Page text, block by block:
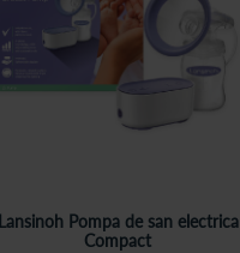
Lansinoh Pompa de san electrica
Compact